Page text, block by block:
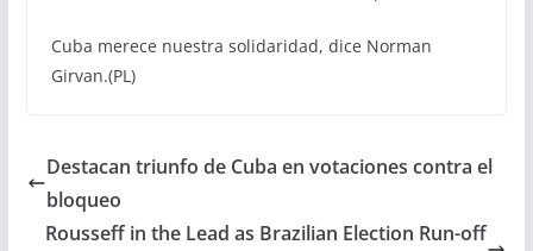
Cuba merece nuestra solidaridad, dice Norman
Girvan.(PL)
Destacan triunfo de Cuba en votaciones contra el
bloqueo
Rousseff in the Lead as Brazilian Election Run-off